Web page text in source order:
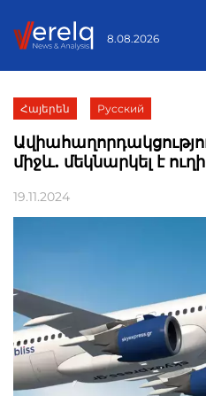
8.08.2026
Հայերեն Русский
միջև. մեկնարկել է
19.11.2024